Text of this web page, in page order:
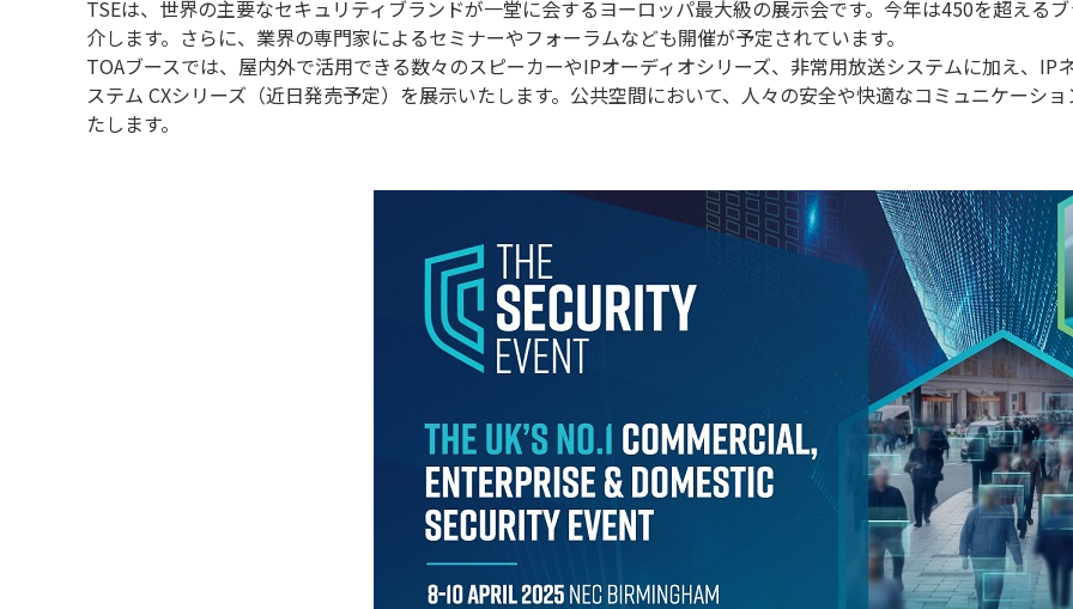
TSEは、世界の主要なセキュリティブランドが一堂に会するヨーロッパ最大級の展示会です。今年は450を超える
介します。さらに、業界の専門家によるセミナーやフォーラムなども開催が予定されています。
TOAブースでは、屋内外で活用できる数々のスピーカーやIPオーディオシリーズ、非常用放送システムに加え、
ステム CXシリーズ（近日発売予定）を展示いたします。公共空間において、人々の安全や快適なコミュニケーシ
たします。